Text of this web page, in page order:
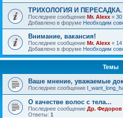
ТРИХОЛОГИЯ И
Последнее сообщение Mr. Alexx « 30
Добавлено в форуме Необходим
Внимание, вакансия!
Последнее сообщение Mr. Alexx «
Добавлено в форуме Необходим
Темы
Ваше мнение, уважаемые
Последнее сообщение
О качестве волос с тела...
Последнее сообщение Др. Федоров
Ответы: 1